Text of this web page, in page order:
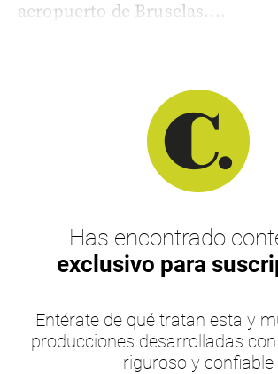
aeropuerto de Bruselas....
Has encontrado
exclusivo para
Entérate de qué tratan esta y
producciones desarrolladas
riguroso y confiable